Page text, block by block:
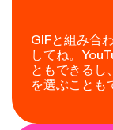
GIFと組み合
してね。
ともできるし
を選ぶことも